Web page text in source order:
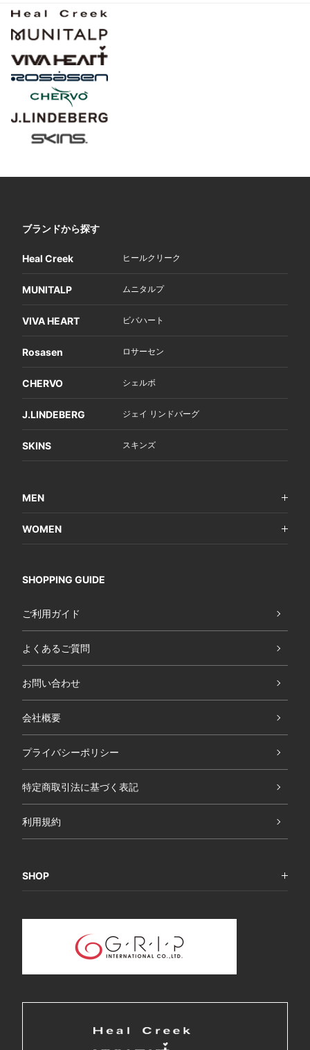
ブランドから探す
Heal Creek ヒールクリーク
MUNITALP ムニタルプ
VIVA HEART ビバハート
Rosasen ロサーセン
CHERVO シェルボ
J.LINDEBERG ジェイ リンドバーグ
SKINS スキンズ
MEN
WOMEN
SHOPPING GUIDE
ご利用ガイド
よくあるご質問
お問い合わせ
会社概要
プライバシーポリシー
特定商取引法に基づく表記
利用規約
SHOP